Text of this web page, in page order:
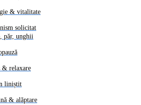
& vitalitate
solicitat
păr, unghii
& relaxare
liniștit
& alăptare